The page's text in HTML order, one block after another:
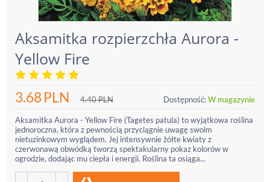
Aksamitka rozpierzchła Aurora -
Yellow Fire
3.68PLN 4.40PLN Dostępność:W magazynie
Aksamitka Aurora - Yellow Fire (Tagetes patula) to wyjątkowa roślina
jednoroczna, która z pewnością przyciągnie uwagę swoim
nietuzinkowym wyglądem. Jej intensywnie żółte kwiaty z
czerwonawą obwódką tworzą spektakularny pokaz kolorów w
ogrodzie, dodając mu ciepła i energii. Roślina ta osiąga...